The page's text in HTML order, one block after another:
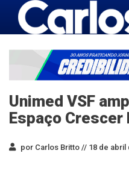
Unimed VSF
Espaço Crescer
por Carlos Britto // 18 de abril